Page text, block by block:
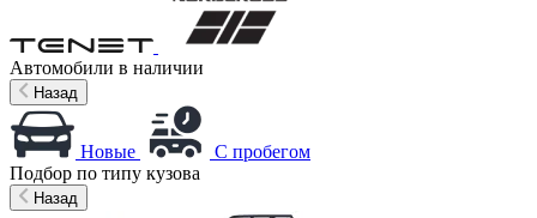
Автомобили в наличии
Назад
Новые
С пробегом
Подбор по типу кузова
Назад